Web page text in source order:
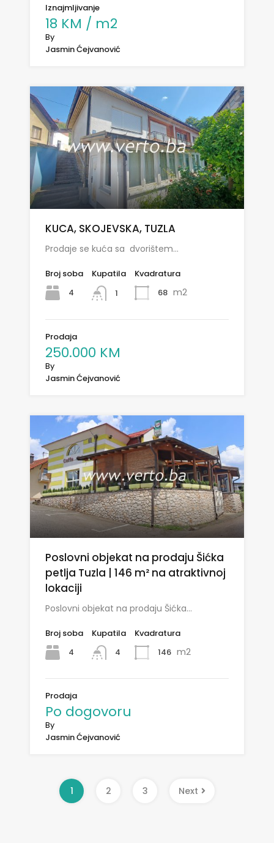
Iznajmljivanje
18 KM / m2
By
Jasmin Ćejvanović
KUCA, SKOJEVSKA, TUZLA
Prodaje se kuća sa dvorištem…
Broj soba
4
Kupatila
1
Kvadratura
68 m2
Prodaja
250.000 KM
By
Jasmin Ćejvanović
Poslovni objekat na prodaju Šićka
petlja Tuzla | 146 m² na atraktivnoj
lokaciji
Poslovni objekat na prodaju Šićka…
Broj soba
4
Kupatila
4
Kvadratura
146 m2
Prodaja
Po dogovoru
By
Jasmin Ćejvanović
1 2 3 Next